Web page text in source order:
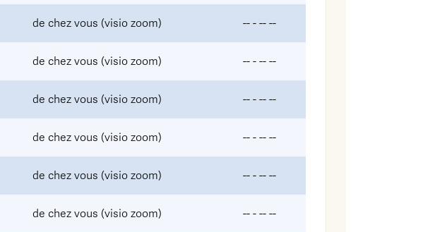
de chez vous (visio zoom) -- - -- --
de chez vous (visio zoom) -- - -- --
de chez vous (visio zoom) -- - -- --
de chez vous (visio zoom) -- - -- --
de chez vous (visio zoom) -- - -- --
de chez vous (visio zoom) -- - -- --